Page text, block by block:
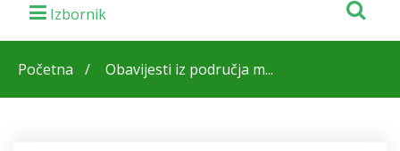
Početna Obavijesti iz područja m...